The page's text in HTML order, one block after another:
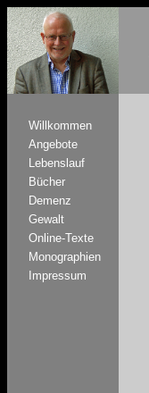
Willkommen
Angebote
Lebenslauf
Bücher
Demenz
Gewalt
Online-Texte
Monographien
Impressum